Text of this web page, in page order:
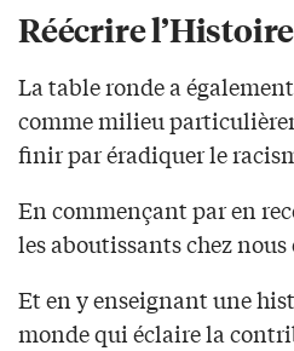
Réécrire l’Histoire
La table ronde a
comme milieu
finir par éradiquer le
En commençant par en
les aboutissants chez
Et en y enseignant une
monde qui éclaire la